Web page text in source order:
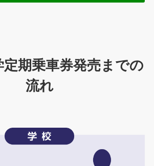
定期乗車券発売までの
流れ